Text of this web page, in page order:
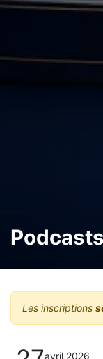
Les inscriptions
avril 2026